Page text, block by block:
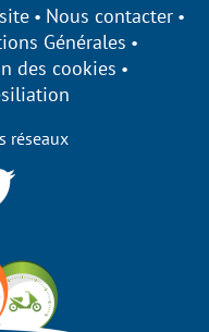
Nous contacter
Générales
des cookies
réseaux